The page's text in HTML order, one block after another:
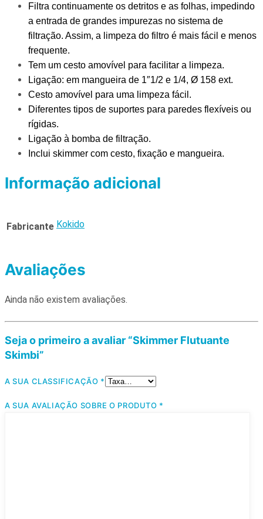
Filtra continuamente os detritos e as folhas, impedindo
a entrada de grandes impurezas no sistema de
filtração. Assim, a limpeza do filtro é mais fácil e menos
frequente.
Tem um cesto amovível para facilitar a limpeza.
Ligação: em mangueira de 1″1/2 e 1/4, Ø 158 ext.
Cesto amovível para uma limpeza fácil.
Diferentes tipos de suportes para paredes flexíveis ou
rígidas.
Ligação à bomba de filtração.
Inclui skimmer com cesto, fixação e mangueira.
Informação adicional
Fabricante Kokido
Avaliações
Ainda não existem avaliações.
Seja o primeiro a avaliar “Skimmer Flutuante
Skimbi”
A SUA CLASSIFICAÇÃO *
A SUA AVALIAÇÃO SOBRE O PRODUTO *